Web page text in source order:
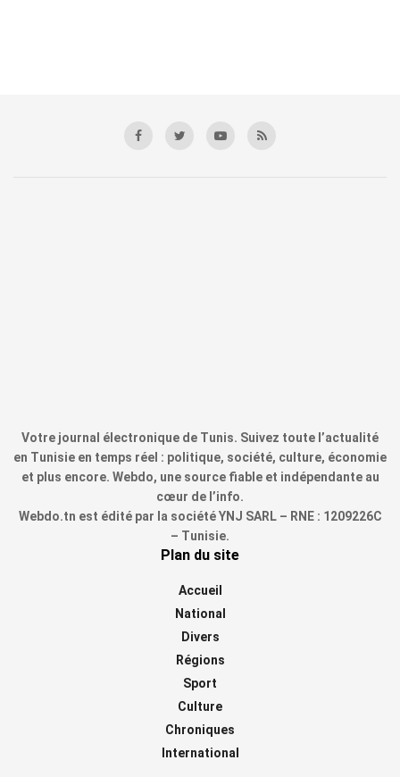
Votre journal électronique de Tunis. Suivez toute l’actualité
en Tunisie en temps réel : politique, société, culture, économie
et plus encore. Webdo, une source fiable et indépendante au
cœur de l’info.
Webdo.tn est édité par la société YNJ SARL – RNE : 1209226C
– Tunisie.
Plan du site
Accueil
National
Divers
Régions
Sport
Culture
Chroniques
International